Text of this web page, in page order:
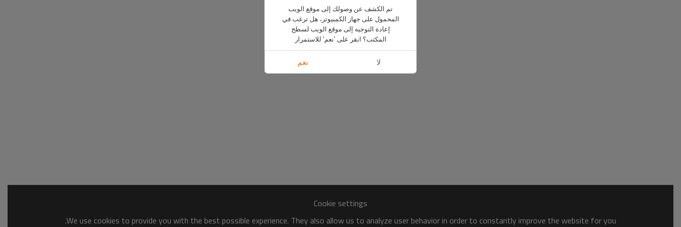
Cookie settings
We use cookies to provide you with the best possible experience. They also allow us to analyze user behavior in order to constantly improve the website for you.
تم الكشف عن وصولك إلى موقع الويب
المحمول على جهاز الكمبيوتر، هل ترغب في
إعادة التوجيه إلى موقع الويب لسطح
المكتب؟ انقر على 'نعم' للاستمرار
لا نعم